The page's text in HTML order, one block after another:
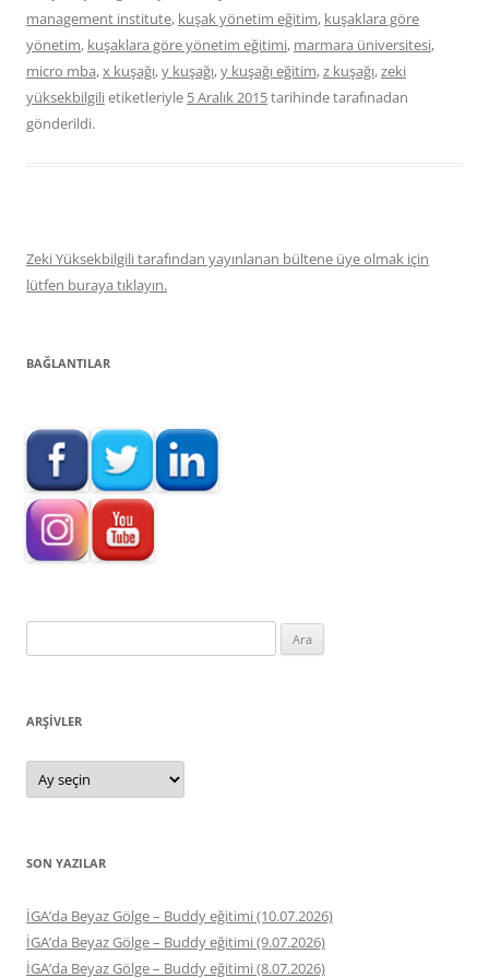
management institute, kuşak yönetim eğitim, kuşaklara göre
yönetim, kuşaklara göre yönetim eğitimi, marmara üniversitesi,
micro mba,x kuşağı,y kuşağı,y kuşağı eğitim,z kuşağı,zeki
yüksekbilgilietiketleriyle 5 Aralık 2015tarihindetarafınadan
gönderildi.
Zeki Yüksekbilgili tarafından yayınlanan bültene üye olmak için
lütfen buraya tıklayın.
BAĞLANTILAR
ARŞIVLER
Arşivler
SON YAZILAR
İGA’da Beyaz Gölge – Buddy eğitimi (10.07.2026)
İGA’da Beyaz Gölge – Buddy eğitimi (9.07.2026)
İGA’da Beyaz Gölge – Buddy eğitimi (8.07.2026)